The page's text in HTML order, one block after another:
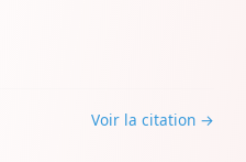
Voir la citation →